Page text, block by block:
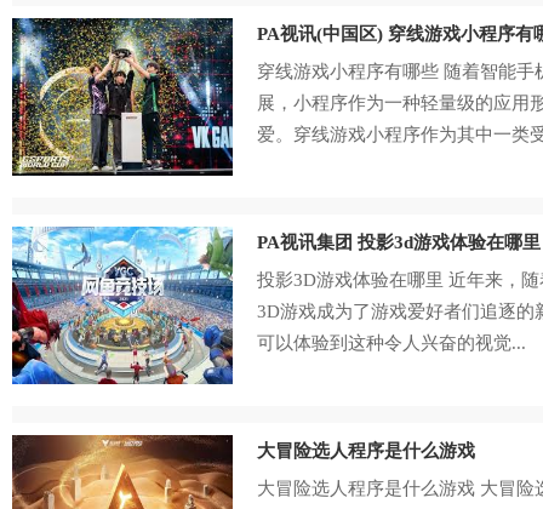
PA视讯(中国区) 穿线游戏小程序有
穿线游戏小程序有哪些 随着智能
展，小程序作为一种轻量级的应用
爱。穿线游戏小程序作为其中一类
PA视讯集团 投影3d游戏体验在哪里
投影3D游戏体验在哪里 近年来，
3D游戏成为了游戏爱好者们追逐的
可以体验到这种令人兴奋的视觉...
大冒险选人程序是什么游戏
大冒险选人程序是什么游戏 大冒险